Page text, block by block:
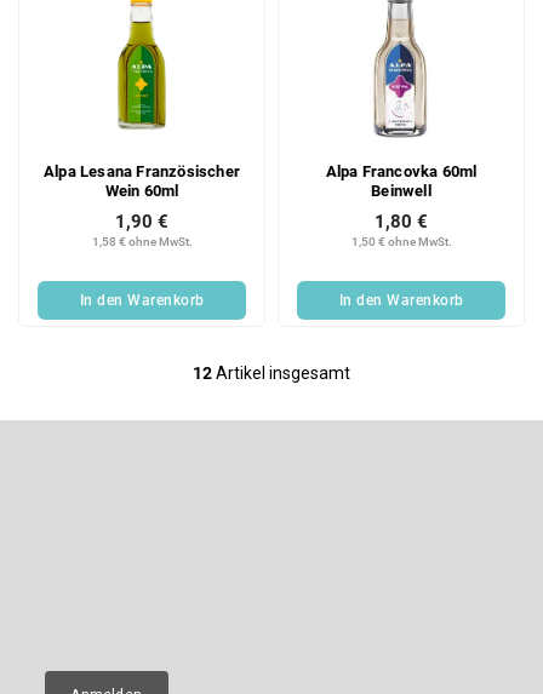
Alpa Lesana Französischer
Wein 60ml
1,58 € ohne MwSt.
1,90 €
In den Warenkorb
Alpa Francovka 60ml
Beinwell
1,50 € ohne MwSt.
1,80 €
In den Warenkorb
S
12Artikel insgesamt